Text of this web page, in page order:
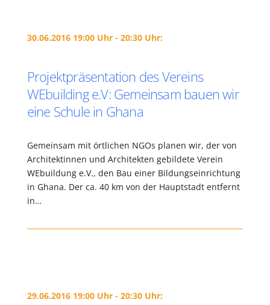
30.06.2016 19:00 Uhr - 20:30 Uhr:
Projektpräsentation des Vereins
WEbuilding e.V: Gemeinsam bauen wir
eine Schule in Ghana
Gemeinsam mit örtlichen NGOs planen wir, der von
Architektinnen und Architekten gebildete Verein
WEbuildung e.V., den Bau einer Bildungseinrichtung
in Ghana. Der ca. 40 km von der Hauptstadt entfernt
in…
29.06.2016 19:00 Uhr - 20:30 Uhr: